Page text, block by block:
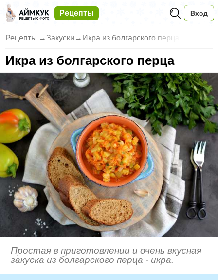
Рецепты Вход
Рецепты → Закуски → Икра из болгарского перца
Икра из болгарского перца
Простая в приготовлении и очень вкусная
закуска из болгарского перца - икра.